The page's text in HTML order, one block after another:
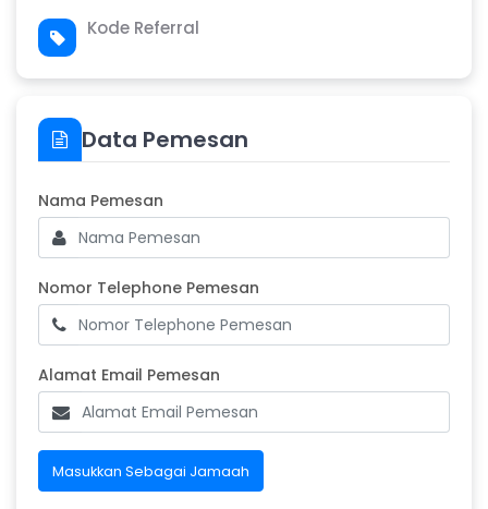
Data Pemesan
Nama Pemesan
Nomor Telephone Pemesan
Alamat Email Pemesan
Masukkan Sebagai Jamaah
Kode Referral